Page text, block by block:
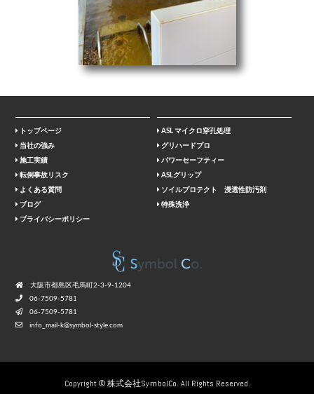
トップページ
当社の強み
施工実績
転倒事故リスク
よくある質問
ブログ
プライバシーポリシー
ASL マイクロ穿孔処理
グリハードプロ
パワーセーフティー
ASLグリップ
ソイルプロテクト 浸透性防汚剤
特殊洗浄
⼤阪市都島区⽑⾺町2-3-9-1204
06-7509-5781
06-7509-5781
info_mail-k@symbol-style.com
Copyright © 株式会社SyｍbolCo. All Rights Reserved.